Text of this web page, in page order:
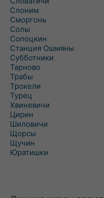
Слоним
Сморгонь
Солы
Сопоцкин
Станция Ошмяны
Субботники
Тарново
Трабы
Трокели
Турец
Хвиневичи
Цирин
Шиловичи
Щорсы
Щучин
Юратишки